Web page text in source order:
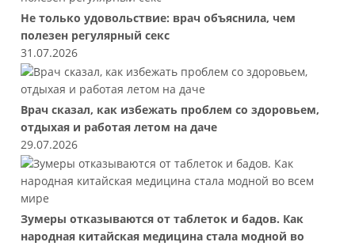
Не только удовольствие: врач объяснила, чем
полезен регулярный секс
31.07.2026
Врач сказал, как избежать проблем со здоровьем,
отдыхая и работая летом на даче
29.07.2026
Зумеры отказываются от таблеток и бадов. Как
народная китайская медицина стала модной во